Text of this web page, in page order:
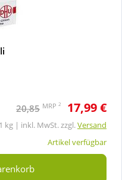
20,85 MRP 2 17,99 €
kg | inkl. MwSt. zzgl.Versand
Artikel verfügbar